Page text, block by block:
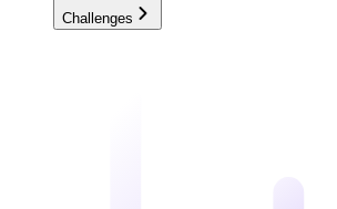
Challenges